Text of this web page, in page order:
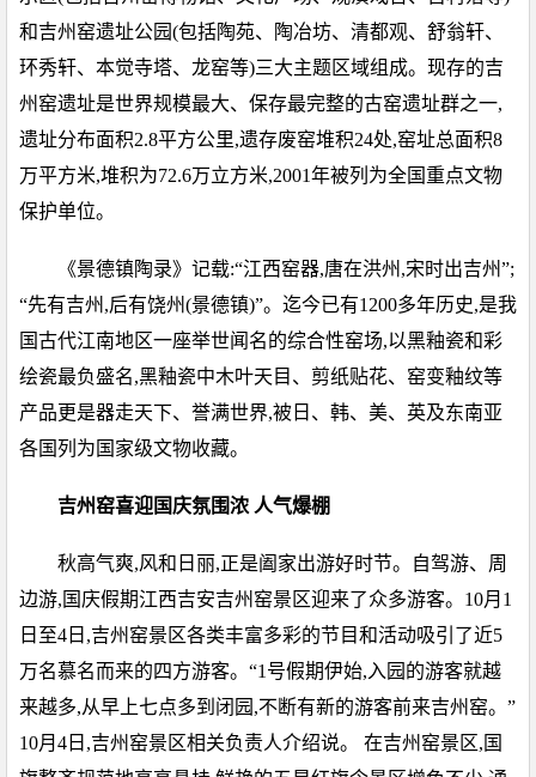
和吉州窑遗址公园(包括陶苑、陶冶坊、清都观、舒翁轩、
环秀轩、本觉寺塔、龙窑等)三大主题区域组成。现存的吉
州窑遗址是世界规模最大、保存最完整的古窑遗址群之一,
遗址分布面积2.8平方公里,遗存废窑堆积24处,窑址总面积8
万平方米,堆积为72.6万立方米,2001年被列为全国重点文物
保护单位。
《景德镇陶录》记载:“江西窑器,唐在洪州,宋时出吉州”;
“先有吉州,后有饶州(景德镇)”。迄今已有1200多年历史,是我
国古代江南地区一座举世闻名的综合性窑场,以黑釉瓷和彩
绘瓷最负盛名,黑釉瓷中木叶天目、剪纸贴花、窑变釉纹等
产品更是器走天下、誉满世界,被日、韩、美、英及东南亚
各国列为国家级文物收藏。
吉州窑喜迎国庆氛围浓 人气爆棚
秋高气爽,风和日丽,正是阖家出游好时节。自驾游、周
边游,国庆假期江西吉安吉州窑景区迎来了众多游客。10月1
日至4日,吉州窑景区各类丰富多彩的节目和活动吸引了近5
万名慕名而来的四方游客。“1号假期伊始,入园的游客就越
来越多,从早上七点多到闭园,不断有新的游客前来吉州窑。”
10月4日,吉州窑景区相关负责人介绍说。 在吉州窑景区,国